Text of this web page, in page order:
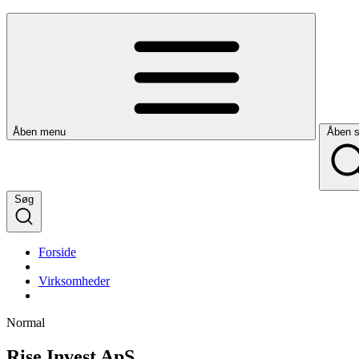
Åben menu Åben
Søg
Forside
Virksomheder
Normal